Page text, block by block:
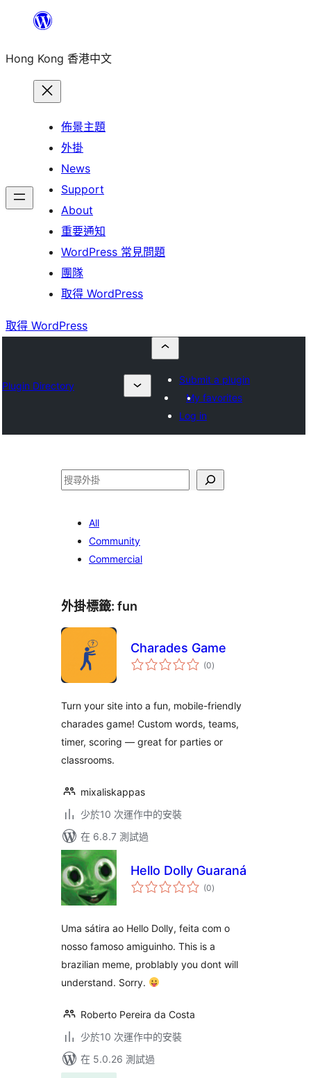
主
Hong Kong 香港中文
佈景主題
外掛
News
Support
About
重要通知
WordPress 常見問題
團隊
取得 WordPress
取得 WordPress
Plugin Directory
Submit a plugin
My favorites
Log in
搜
All
Community
Commercial
外掛標籤: fun
Charades Game
(0總
評)
Turn your site into a fun, mobile-friendly
charades game! Custom words, teams,
timer, scoring — great for parties or
classrooms.
mixaliskappas
少於10 次運作中的安裝
在 6.8.7 測試過
Hello Dolly Guaraná
(0總
評)
Uma sátira ao Hello Dolly, feita com o
nosso famoso amiguinho. This is a
brazilian meme, problably you dont will
understand. Sorry.
Roberto Pereira da Costa
少於10 次運作中的安裝
在 5.0.26 測試過